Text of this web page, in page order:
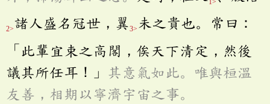
2>諸人盛名冠世，翼3> 未之貴也。常曰：
「此輩宜束之高閣，俟天下清定，然後
議其所任耳！」 其意氣如此。唯與桓溫
友善，相期以寧濟宇宙之事。